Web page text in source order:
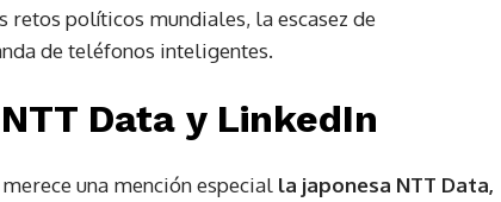
retos políticos mundiales, la escasez de
de teléfonos inteligentes.
Data y LinkedIn
una mención especial la japonesa NTT Data,